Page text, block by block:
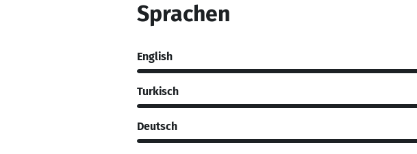
Sprachen
English
Turkisch
Deutsch